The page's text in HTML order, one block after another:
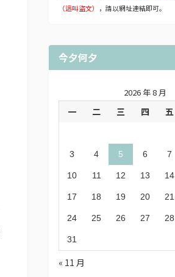
（這叫盜文）
，請以網址連結即可。
今夕何夕
2026 年 8 月
一 二 三 四 五
3 4 5 6 7
10 11 12 13 14
17 18 19 20 21
24 25 26 27 28
31
« 11 月